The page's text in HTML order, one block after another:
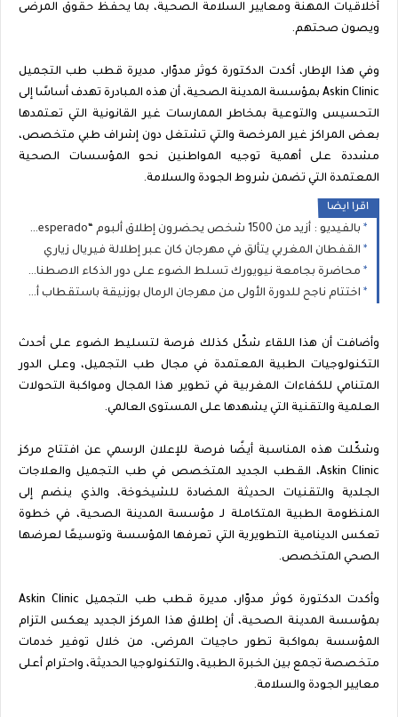
أخلاقيات المهنة ومعايير السلامة الصحية، بما يحفظ حقوق المرضى
ويصون صحتهم.
وفي هذا الإطار، أكدت الدكتورة كوثر مدوّار، مديرة قطب طب التجميل
Askin Clinic بمؤسسة المدينة الصحية، أن هذه المبادرة تهدف أساسًا إلى
التحسيس والتوعية بمخاطر الممارسات غير القانونية التي تعتمدها
بعض المراكز غير المرخصة والتي تشتغل دون إشراف طبي متخصص،
مشددة على أهمية توجيه المواطنين نحو المؤسسات الصحية
المعتمدة التي تضمن شروط الجودة والسلامة.
اقرا ايضا
بالفيديو : أزيد من 1500 شخص يحضرون إطلاق ألبوم “Desperado” لـ STORMY
القفطان المغربي يتألق في مهرجان كان عبر إطلالة فيريال زياري
محاضرة بجامعة نيويورك تسلط الضوء على دور الذكاء الاصطناعي في نشر الكراهية
اختتام ناجح للدورة الأولى من مهرجان الرمال بوزنيقة باستقطاب أزيد من 80 ألف متفرج خلال يومين
وأضافت أن هذا اللقاء شكّل كذلك فرصة لتسليط الضوء على أحدث
التكنولوجيات الطبية المعتمدة في مجال طب التجميل، وعلى الدور
المتنامي للكفاءات المغربية في تطوير هذا المجال ومواكبة التحولات
العلمية والتقنية التي يشهدها على المستوى العالمي.
وشكّلت هذه المناسبة أيضًا فرصة للإعلان الرسمي عن افتتاح مركز
Askin Clinic، القطب الجديد المتخصص في طب التجميل والعلاجات
الجلدية والتقنيات الحديثة المضادة للشيخوخة، والذي ينضم إلى
المنظومة الطبية المتكاملة لـ مؤسسة المدينة الصحية، في خطوة
تعكس الدينامية التطويرية التي تعرفها المؤسسة وتوسيعًا لعرضها
الصحي المتخصص.
وأكدت الدكتورة كوثر مدوّار، مديرة قطب طب التجميل Askin Clinic
بمؤسسة المدينة الصحية، أن إطلاق هذا المركز الجديد يعكس التزام
المؤسسة بمواكبة تطور حاجيات المرضى، من خلال توفير خدمات
متخصصة تجمع بين الخبرة الطبية، والتكنولوجيا الحديثة، واحترام أعلى
معايير الجودة والسلامة.